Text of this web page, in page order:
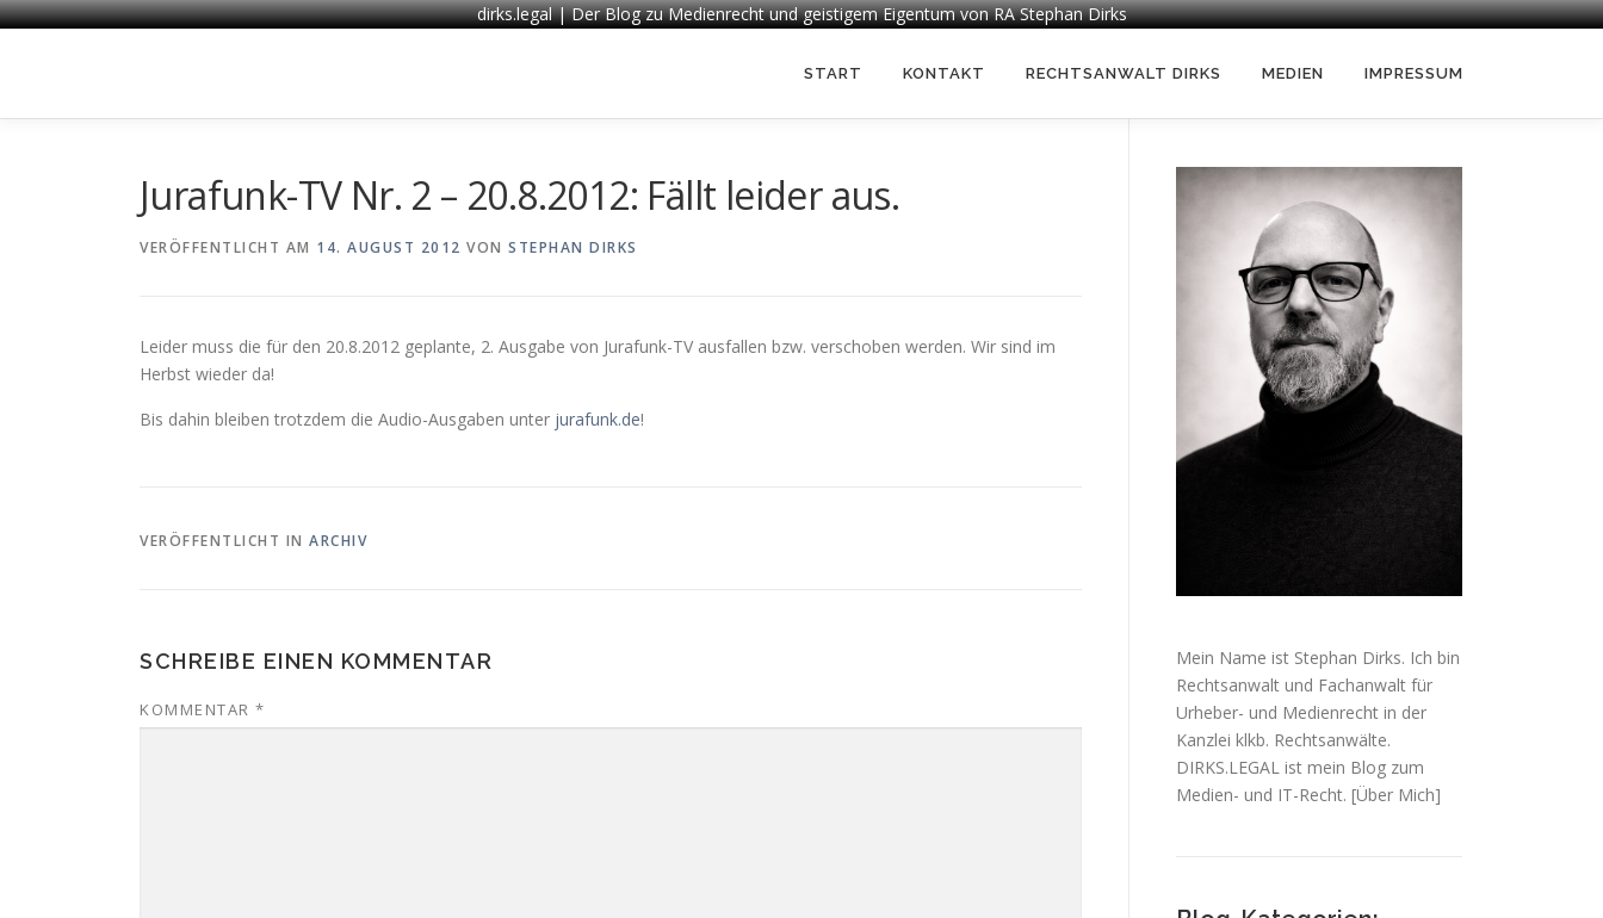
dirks.legal | Der Blog zu Medienrecht und geistigem Eigentum von RA Stephan Dirks
START KONTAKT RECHTSANWALT DIRKS MEDIEN IMPRESSUM
Jurafunk-TV Nr. 2 – 20.8.2012: Fällt leider aus.
VERÖFFENTLICHT AM 14. AUGUST 2012 VON STEPHAN DIRKS
Leider muss die für den 20.8.2012 geplante, 2. Ausgabe von Jurafunk-TV ausfallen bzw. verschoben werden. Wir sind im
Herbst wieder da!
Bis dahin bleiben trotzdem die Audio-Ausgaben unter jurafunk.de!
VERÖFFENTLICHT IN ARCHIV
SCHREIBE EINEN KOMMENTAR
KOMMENTAR *
Mein Name ist Stephan Dirks. Ich bin
Rechtsanwalt und Fachanwalt für
Urheber- und Medienrecht in der
Kanzlei klkb. Rechtsanwälte.
DIRKS.LEGAL ist mein Blog zum
Medien- und IT-Recht. [Über Mich]